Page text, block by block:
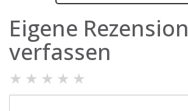
Eigene Rezension
verfassen
★ ★ ★ ★ ★